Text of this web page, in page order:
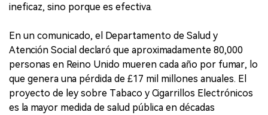
ineficaz, sino porque es efectiva.
En un comunicado, el Departamento de Salud y
Atención Social declaró que aproximadamente 80,000
personas en Reino Unido mueren cada año por fumar, lo
que genera una pérdida de £17 mil millones anuales. El
proyecto de ley sobre Tabaco y Cigarrillos Electrónicos
es la mayor medida de salud pública en décadas